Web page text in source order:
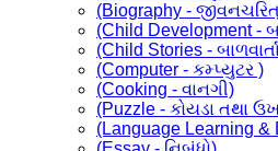
(Biography -
(Child Development -
(Child Stories -
(Computer - કમ્પ્યુટર )
(Cooking - વાનગી)
(Puzzle - કોયડા તથા
(Language Learning &